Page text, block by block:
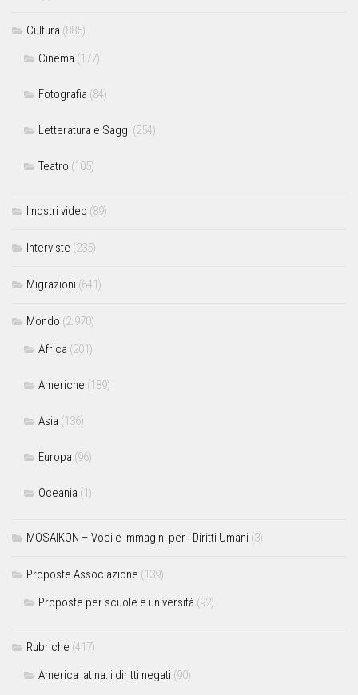
Cultura (885)
Cinema (177)
Fotografia (84)
Letteratura e Saggi (254)
Teatro (105)
I nostri video (89)
Interviste (235)
Migrazioni (641)
Mondo (2.970)
Africa (201)
Americhe (189)
Asia (136)
Europa (96)
Oceania (1)
MOSAIKON – Voci e immagini per i Diritti Umani (3)
Proposte Associazione (139)
Proposte per scuole e università (92)
Rubriche (417)
America latina: i diritti negati (90)